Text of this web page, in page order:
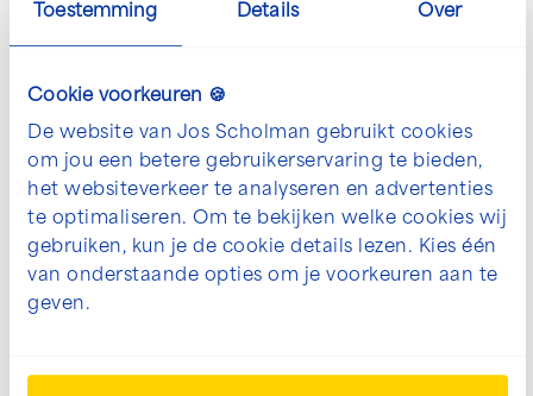
Toestemming Details Over
Cookie voorkeuren 🍪
De website van Jos Scholman gebruikt cookies
om jou een betere gebruikerservaring te bieden,
het websiteverkeer te analyseren en advertenties
te optimaliseren. Om te bekijken welke cookies wij
gebruiken, kun je de cookie details lezen. Kies één
van onderstaande opties om je voorkeuren aan te
geven.
Open en vergroot galerij afbeelding in
Open en